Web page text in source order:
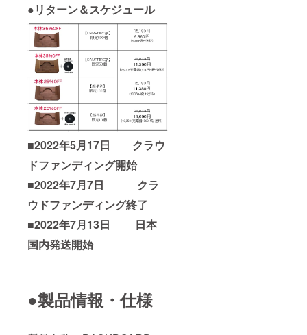
●リターン＆スケジュール
■2022年5月17日 クラウ
ドファンディング開始
■2022年7月7日 クラ
ウドファンディング終了
■2022年7月13日 日本
国内発送開始
●製品情報・仕様